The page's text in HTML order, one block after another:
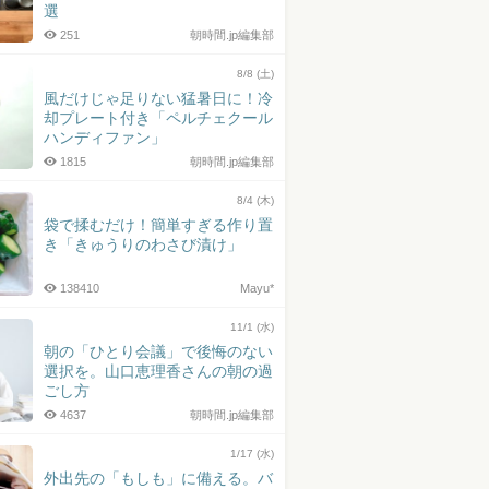
選
朝時間.jp編集部
251
8/8 (土)
風だけじゃ足りない猛暑日に！冷
却プレート付き「ペルチェクール
ハンディファン」
朝時間.jp編集部
1815
8/4 (木)
袋で揉むだけ！簡単すぎる作り置
き「きゅうりのわさび漬け」
Mayu*
138410
11/1 (水)
朝の「ひとり会議」で後悔のない
選択を。山口恵理香さんの朝の過
ごし方
朝時間.jp編集部
4637
1/17 (水)
外出先の「もしも」に備える。バ